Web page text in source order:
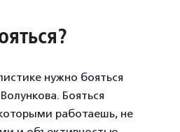
нужно бояться
Бояться
работаешь, не